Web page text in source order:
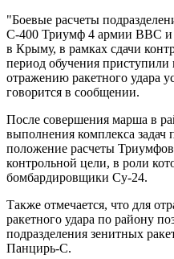
"Боевые расчеты
С-400 Триумф 4 армии ВВС
в Крыму, в рамках сдачи
период обучения
отражению ракетного удара
говорится в сообщении.
После совершения марша в
выполнения комплекса задач
положение расчеты
контрольной цели, в роли
бомбардировщики Су-24.
Также отмечается, что для
ракетного удара по району
подразделения зенитных
Панцирь-С.